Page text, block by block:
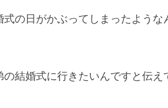
の日がかぶってしまったような
結婚式に行きたいんですと伝え